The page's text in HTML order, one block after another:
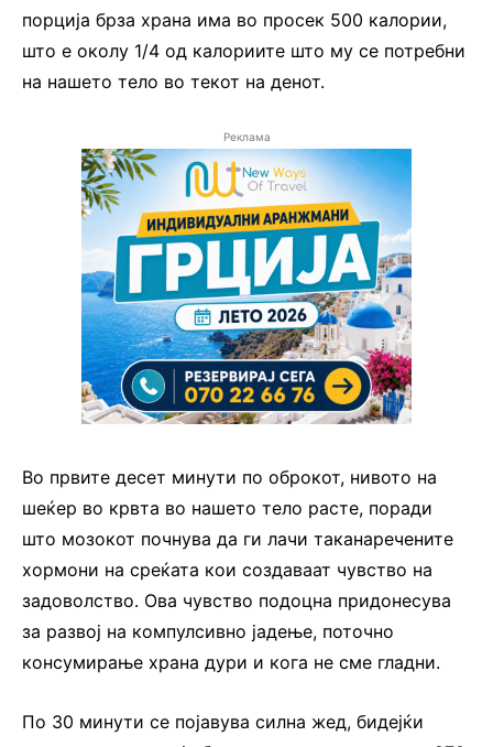
порција брза храна има во просек 500 калории,
што е околу 1/4 од калориите што му се потребни
на нашето тело во текот на денот.
Реклама
Во првите десет минути по оброкот, нивото на
шеќер во крвта во нашето тело расте, поради
што мозокот почнува да ги лачи таканаречените
хормони на среќата кои создаваат чувство на
задоволство. Ова чувство подоцна придонесува
за развој на компулсивно јадење, поточно
консумирање храна дури и кога не сме гладни.
По 30 минути се појавува силна жед, бидејќи